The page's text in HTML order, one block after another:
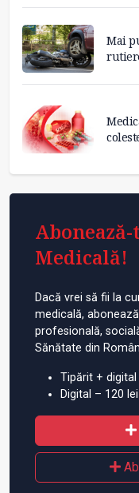
Mai
Medicală!
Dacă vrei să fii la
medicală,
profesională,
Sănătate din
Tipărit +
Digital – 120 lei